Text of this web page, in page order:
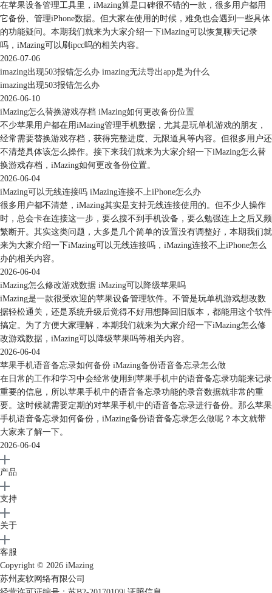
图6：导出文件夹选择
之后会弹出“iTunes资料库不可用”，我们直接点击“好”即可，如图7所示。
等待导出进度完成，提示成功处理完成，说明导出成功，然后点击“完
成”即可，如图8所示。
以上就是使用
了解更多相关功能，敬请访问
作者：茂杨
在苹果设备管理工具里，iMazing算是口碑很不错的一款，很多用户都用
它备份、管理iPhone数据。但大家在使用的时候，难免也会遇到一些具体
的功能疑问。本期我们就来为大家介绍一下iMazing可以恢复聊天记录
吗，iMazing可以刷ipcc吗的相关内容。
2026-07-06
imazing出现503报错怎么办 imazing无法导出app是为什么
imazing出现503报错怎么办
2026-06-10
iMazing怎么替换游戏存档 iMazing如何更改备份位置
不少苹果用户都在用iMazing管理手机数据，尤其是玩单机游戏的朋友，
经常需要替换游戏存档，获得完整进度、无限道具等内容。但很多用户还
不清楚具体该怎么操作。接下来我们就来为大家介绍一下iMazing怎么替
换游戏存档，iMazing如何更改备份位置。
2026-06-04
iMazing可以无线连接吗 iMazing连接不上iPhone怎么办
很多用户都不清楚，iMazing其实是支持无线连接使用的。但不少人操作
时，总会卡在连接这一步，要么搜不到手机设备，要么勉强连上之后又频
繁断开。其实这类问题，大多是几个简单的设置没有调整好，本期我们就
来为大家介绍一下iMazing可以无线连接吗，iMazing连接不上iPhone怎么
办的相关内容。
2026-06-04
iMazing怎么修改游戏数据 iMazing可以降级苹果吗
iMazing是一款很受欢迎的苹果设备管理软件。不管是玩单机游戏想改数
据轻松通关，还是系统升级后觉得不好用想降回旧版本，都能用这个软件
搞定。为了方便大家理解，本期我们就来为大家介绍一下iMazing怎么修
改游戏数据，iMazing可以降级苹果吗等相关内容。
2026-06-04
苹果手机语音备忘录如何备份 iMazing备份语音备忘录怎么做
在日常的工作和学习中会经常使用到苹果手机中的语音备忘录功能来记录
重要的信息，所以苹果手机中的语音备忘录功能的录音数据就非常的重
要。这时候就需要定期的对苹果手机中的语音备忘录进行备份。那么苹果
手机语音备忘录如何备份，iMazing备份语音备忘录怎么做呢？本文就带
大家来了解一下。
2026-06-04
产品
支持
关于
客服
Copyright © 2026 iMazing
苏州麦软网络有限公司